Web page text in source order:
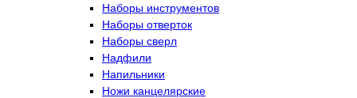
Наборы инструментов
Наборы отверток
Наборы сверл
Надфили
Напильники
Ножи канцелярские